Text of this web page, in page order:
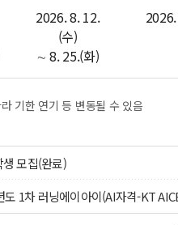
2026. 8. 12.
(수)
∼ 8. 25.(화)
기한 연기 등 변동될 수 있음
모집(완료)
1차 러닝에이아이(AI자격-KT